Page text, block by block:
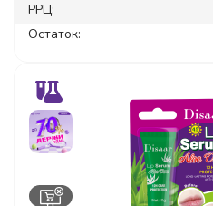
РРЦ:
Остаток: